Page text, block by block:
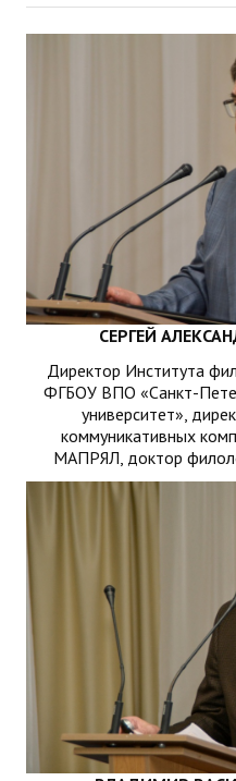
СЕРГЕЙ
Директор Института
ФГБОУ ВПО «Санкт-
университет»,
коммуникативных
МАПРЯЛ, доктор